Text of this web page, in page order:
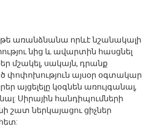
թե առանձնանա որևէ նշանակալի
նից և ավարտին հասցնել
մշակել, սակայն, դրանք
փոփոխություն այսօր օգտակար
այցելելը կօգնեն առույգանալ,
Սիրային հանդիպումների
շատ ներկայացու ցիչներ